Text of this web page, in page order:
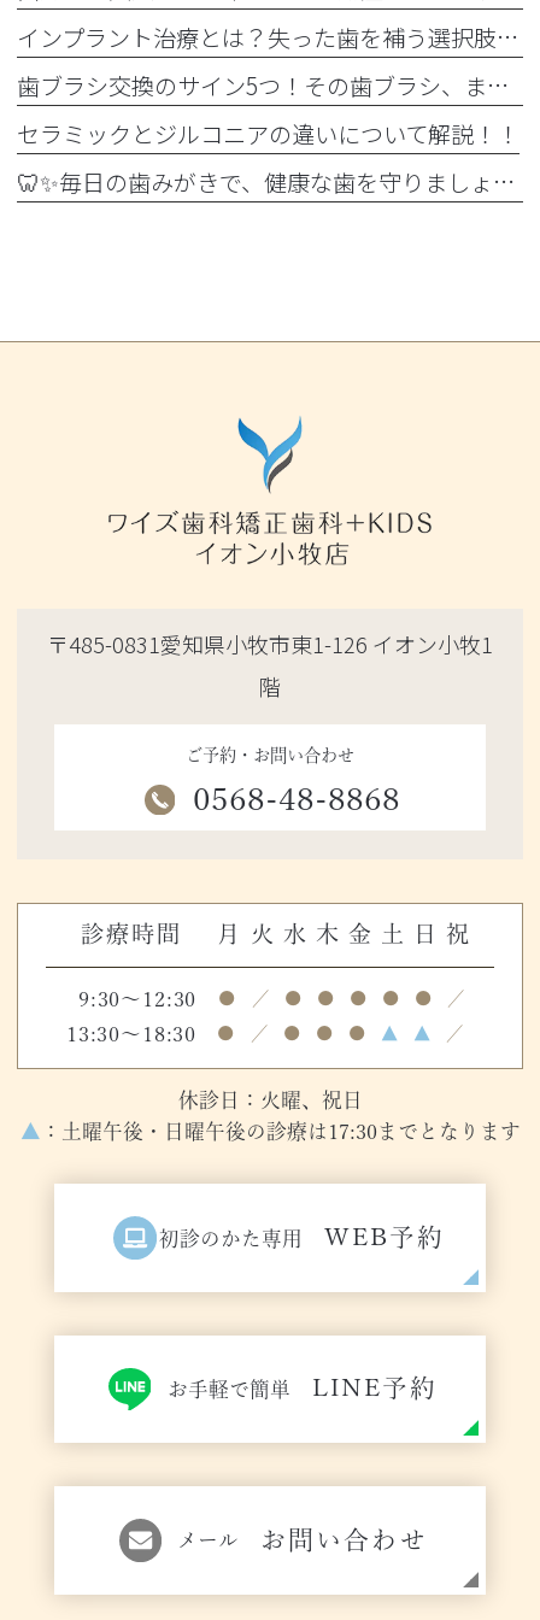
インプラント治療とは？失った歯を補う選択肢を正しく知りましょう！！
歯ブラシ交換のサイン5つ！その歯ブラシ、まだ使っていませんか？🪥
セラミックとジルコニアの違いについて解説！！
🦷✨毎日の歯みがきで、健康な歯を守りましょう✨🪥
〒485-0831愛知県小牧市東1-126 イオン小牧1
階
ご予約・お問い合わせ
0568-48-8868
診療時間 月 火 水 木 金 土 日 祝
9:30～12:30 ● ／ ● ● ● ● ● ／
13:30～18:30 ● ／ ● ● ● ▲ ▲ ／
休診日：火曜、祝日
▲ ：土曜午後・日曜午後の診療は17:30までとなります
初診のかた専用 WEB予約
お手軽で簡単 LINE予約
メール お問い合わせ